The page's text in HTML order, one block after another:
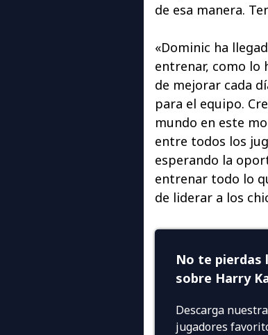
de esa manera.
«Dominic ha
entrenar, como lo
de mejorar cada
para el equipo.
mundo en este
entre todos los
esperando la
entrenar todo lo
de liderar a los
No te pierdas
sobre Harry
Descarga
jugadores